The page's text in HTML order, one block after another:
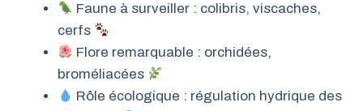
Faune à surveiller : colibris, viscaches,
cerfs
Flore remarquable : orchidées,
broméliacées
Rôle écologique : régulation hydrique des